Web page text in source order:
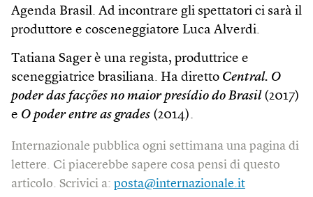
Agenda Brasil. Ad incontrare gli spettatori ci sarà il
produttore e cosceneggiatore Luca Alverdi.
Tatiana Sager è una regista, produttrice e
sceneggiatrice brasiliana. Ha diretto Central. O
poder das facções no maior presídio do Brasil (2017)
e O poder entre as grades (2014).
Internazionale pubblica ogni settimana una pagina di
lettere. Ci piacerebbe sapere cosa pensi di questo
articolo. Scrivici a: posta@internazionale.it